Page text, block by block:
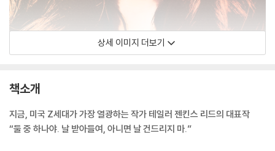
상세 이미지 더보기
책소개
지금, 미국 Z세대가 가장 열광하는 작가 테일러 젠킨스 리드의 대표작
“둘 중 하나야. 날 받아들여, 아니면 날 건드리지 마.”